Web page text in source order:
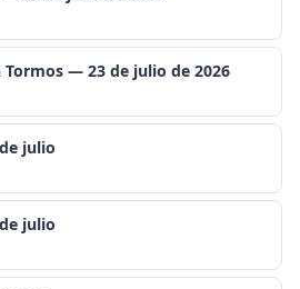
— 23 de julio de 2026
julio
julio